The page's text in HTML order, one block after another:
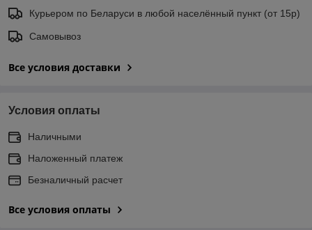
Курьером по Беларуси в любой населённый пункт (от 15р)
Самовывоз
Все условия доставки
Условия оплаты
Наличными
Наложенный платеж
Безналичный расчет
Все условия оплаты